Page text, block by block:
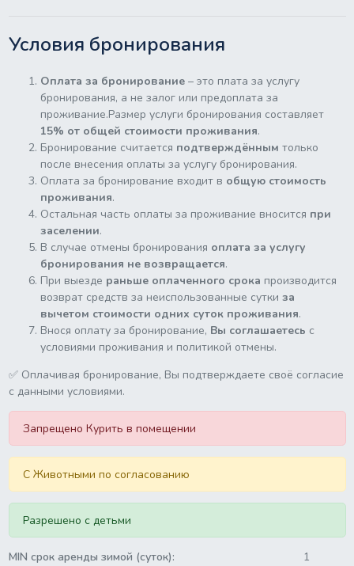
Условия бронирования
Оплата за бронирование– это плата за услугу
бронирования, а не залог или предоплата за
проживание.Размер услуги бронирования составляет
15% от общей стоимости проживания.
Бронирование считается подтверждённым только
после внесения оплаты за услугу бронирования.
Оплата за бронирование входит в общую стоимость
проживания.
Остальная часть оплаты за проживание вносится при
заселении.
В случае отмены бронирования оплата за услугу
бронирования не возвращается.
При выезде раньше оплаченного срока производится
возврат средств за неиспользованные сутки за
вычетом стоимости одних суток проживания.
Внося оплату за бронирование, Вы соглашаетесь с
условиями проживания и политикой отмены.
✅ Оплачивая бронирование, Вы подтверждаете своё согласие
с данными условиями.
Запрещено Курить в помещении
C Животными по согласованию
Разрешено с детьми
MIN срок аренды зимой (суток):
1